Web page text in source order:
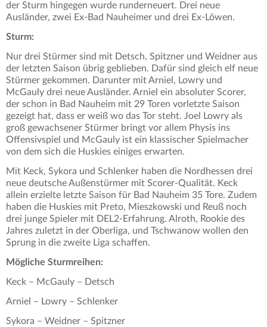
der Sturm hingegen wurde runderneuert. Drei neue
Ausländer, zwei Ex-Bad Nauheimer und drei Ex-Löwen.
Sturm:
Nur drei Stürmer sind mit Detsch, Spitzner und Weidner aus
der letzten Saison übrig geblieben. Dafür sind gleich elf neue
Stürmer gekommen. Darunter mit Arniel, Lowry und
McGauly drei neue Ausländer. Arniel ein absoluter Scorer,
der schon in Bad Nauheim mit 29 Toren vorletzte Saison
gezeigt hat, dass er weiß wo das Tor steht. Joel Lowry als
groß gewachsener Stürmer bringt vor allem Physis ins
Offensivspiel und McGauly ist ein klassischer Spielmacher
von dem sich die Huskies einiges erwarten.
Mit Keck, Sykora und Schlenker haben die Nordhessen drei
neue deutsche Außenstürmer mit Scorer-Qualität. Keck
allein erzielte letzte Saison für Bad Nauheim 35 Tore. Zudem
haben die Huskies mit Preto, Mieszkowski und Reuß noch
drei junge Spieler mit DEL2-Erfahrung. Alroth, Rookie des
Jahres zuletzt in der Oberliga, und Tschwanow wollen den
Sprung in die zweite Liga schaffen.
Mögliche Sturmreihen:
Keck – McGauly – Detsch
Arniel – Lowry – Schlenker
Sykora – Weidner – Spitzner